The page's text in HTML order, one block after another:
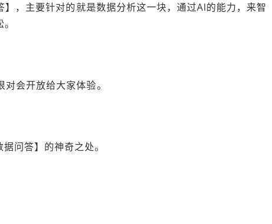
，主要针对的就是数据分析这一块，通过AI的能力，来智
会开放给大家体验。
问答】的神奇之处。